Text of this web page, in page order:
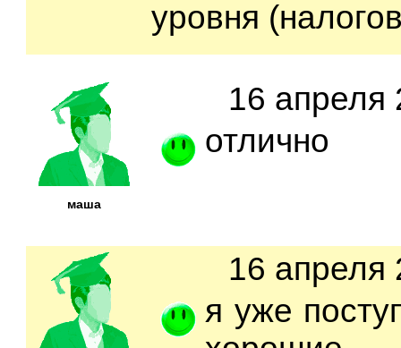
уровня
маша
16 апреля
отлично
16 апреля
я уже